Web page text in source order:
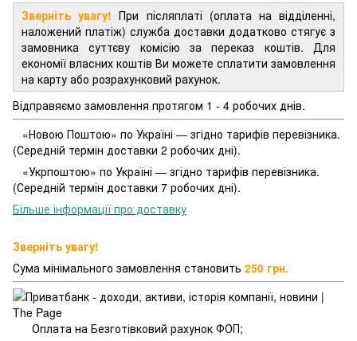
Зверніть увагу! При післяплаті (оплата на відділенні,
наложений платіж) служба доставки додатково стягує з
замовника суттєву комісію за переказ коштів. Для
економії власних коштів Ви можете сплатити замовлення
на карту або розрахунковий рахунок.
Відправяємо замовлення протягом 1 - 4 робочих днів.
«Новою Поштою» по Україні — згідно тарифів перевізника.
(Середній термін доставки 2 робочих дні).
«Укрпоштою» по Україні — згідно тарифів перевізника.
(Середній термін доставки 7 робочих дні).
Більше інформації про доставку
Зверніть увагу!
Сума мінімального замовлення становить 250 грн.
Оплата на Безготівковий рахунок ФОП;